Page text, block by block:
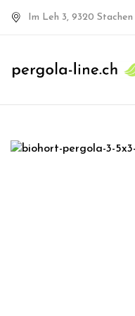
Im Leh 3, 9320 Stachen